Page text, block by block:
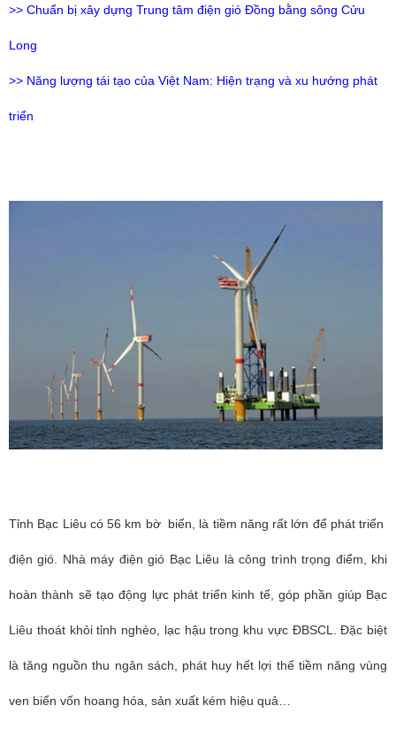
>> Chuẩn bị xây dựng Trung tâm điện gió Đồng bằng sông Cửu
Long
>> Năng lượng tái tạo của Việt Nam: Hiện trạng và xu hướng phát
triển
Tỉnh Bạc Liêu có 56 km bờ biển, là tiềm năng rất lớn để phát triển
điện gió. Nhà máy điện gió Bạc Liêu là công trình trọng điểm, khi
hoàn thành sẽ tạo động lực phát triển kinh tế, góp phần giúp Bạc
Liêu thoát khỏi tỉnh nghèo, lạc hậu trong khu vực ĐBSCL. Đặc biệt
là tăng nguồn thu ngân sách, phát huy hết lợi thế tiềm năng vùng
ven biển vốn hoang hóa, sản xuất kém hiệu quả…